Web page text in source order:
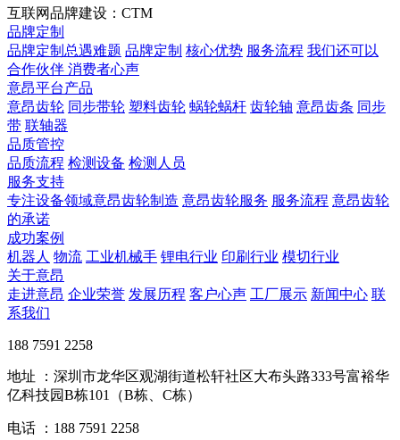
互联网品牌建设：CTM
品牌定制
品牌定制总遇难题 品牌定制 核心优势 服务流程 我们还可以
合作伙伴 ​ 消费者心声
意昂平台产品
意昂齿轮 同步带轮 塑料齿轮 蜗轮蜗杆 齿轮轴 意昂齿条 同步
带 联轴器
品质管控
品质流程 检测设备 检测人员
服务支持
专注设备领域意昂齿轮制造 意昂齿轮服务 服务流程 意昂齿轮
的承诺
成功案例
机器人 物流 工业机械手 锂电行业 印刷行业 模切行业
关于意昂
走进意昂 企业荣誉 发展历程 客户心声 工厂展示 新闻中心 联
系我们
188 7591 2258
地址 ：深圳市龙华区观湖街道松轩社区大布头路333号富裕华
亿科技园B栋101（B栋、C栋）
电话 ：188 7591 2258